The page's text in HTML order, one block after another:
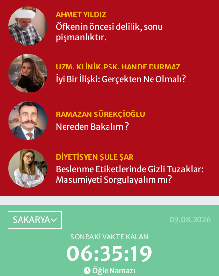
AHMET YILDIZ
Öfkenin öncesi delilik, sonu
pişmanlıktır.
UZM. KLINIK.PSK. HANDE DURMAZ
İyi Bir İlişki: Gerçekten Ne Olmalı?
RAMAZAN SÜREKÇIOĞLU
Nereden Bakalım ?
DIYETISYEN ŞULE ŞAR
Beslenme Etiketlerinde Gizli Tuzaklar:
Masumiyeti Sorgulayalım mı?
SAKARYA 09.08.2026
SONRAKI VAKTE KALAN
06:35:19
Öğle Namazı